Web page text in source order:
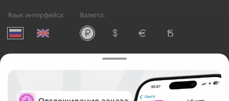
Язык интерфейса: Валюта:
Служба круглосуточной доставки цветов в Подольске
Русский Букет, 2026
Общество с ограниченной ответственностью «Технология»